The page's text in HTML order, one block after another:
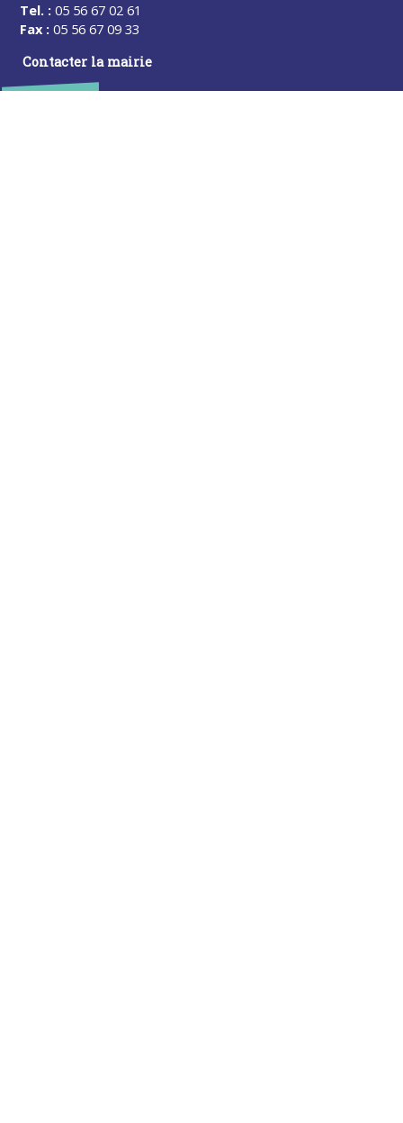
Tel. : 05 56 67 02 61
Fax : 05 56 67 09 33
Contacter la mairie
Urgence